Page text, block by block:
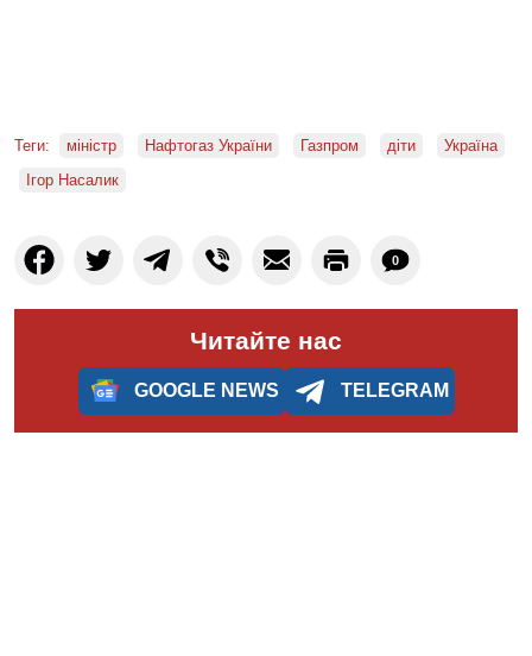
Теги: міністр Нафтогаз України Газпром діти
Україна
Ігор Насалик
0
Читайте нас
GOOGLE NEWS TELEGRAM